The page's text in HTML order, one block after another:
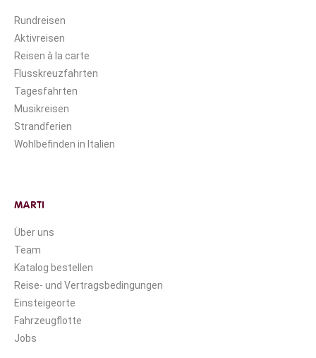
Rundreisen
Aktivreisen
Reisen à la carte
Flusskreuzfahrten
Tagesfahrten
Musikreisen
Strandferien
Wohlbefinden in Italien
MARTI
Über uns
Team
Katalog bestellen
Reise- und Vertragsbedingungen
Einsteigeorte
Fahrzeugflotte
Jobs